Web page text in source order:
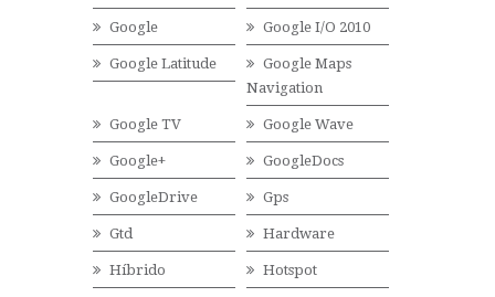
Google Google I/O 2010
Google Latitude
Google Maps
Navigation
Google TV Google Wave
Google+ GoogleDocs
GoogleDrive Gps
Gtd Hardware
Híbrido Hotspot